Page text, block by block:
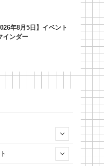
年8月5日】イベント
インダー